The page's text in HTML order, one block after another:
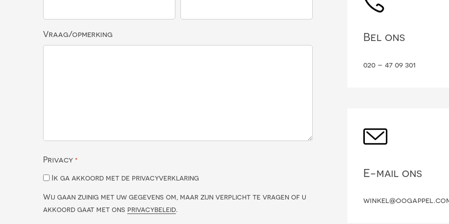
Vraag/opmerking
Privacy *
Ik ga akkoord met de privacyverklaring
Wij gaan zuinig met uw gegevens om, maar zijn verplicht te vragen of u
akkoord gaat met ons privacybeleid.
Bel ons
020 – 47 09 301
E-mail ons